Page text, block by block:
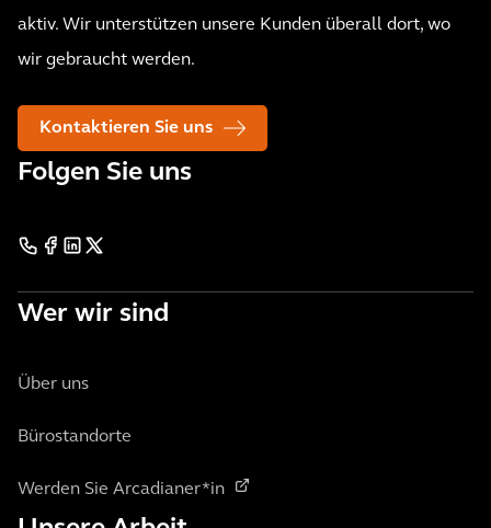
aktiv. Wir unterstützen unsere Kunden überall dort, wo
wir gebraucht werden.
Kontaktieren Sie uns
Folgen Sie uns
Wer wir sind
Über uns
Bürostandorte
Werden Sie Arcadianer*in